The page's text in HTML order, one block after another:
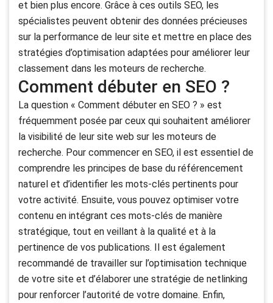
et bien plus encore. Grâce à ces outils SEO, les
spécialistes peuvent obtenir des données précieuses
sur la performance de leur site et mettre en place des
stratégies d’optimisation adaptées pour améliorer leur
classement dans les moteurs de recherche.
Comment débuter en SEO ?
La question « Comment débuter en SEO ? » est
fréquemment posée par ceux qui souhaitent améliorer
la visibilité de leur site web sur les moteurs de
recherche. Pour commencer en SEO, il est essentiel de
comprendre les principes de base du référencement
naturel et d’identifier les mots-clés pertinents pour
votre activité. Ensuite, vous pouvez optimiser votre
contenu en intégrant ces mots-clés de manière
stratégique, tout en veillant à la qualité et à la
pertinence de vos publications. Il est également
recommandé de travailler sur l’optimisation technique
de votre site et d’élaborer une stratégie de netlinking
pour renforcer l’autorité de votre domaine. Enfin,